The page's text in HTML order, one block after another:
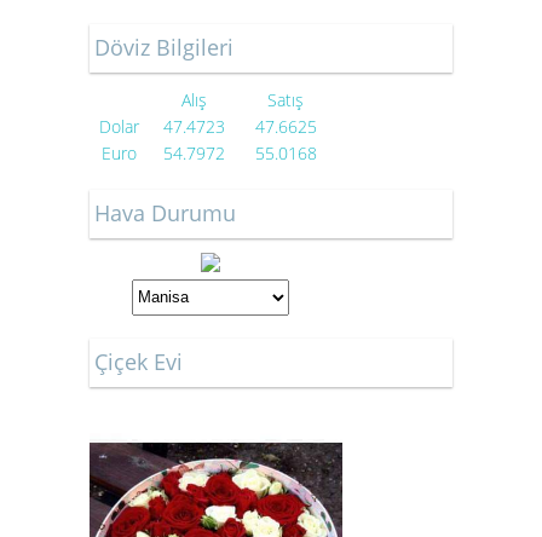
Döviz Bilgileri
Alış
Satış
Dolar
47.4723
47.6625
Euro
54.7972 55.0168
Hava Durumu
Çiçek Evi